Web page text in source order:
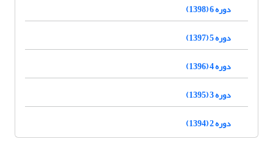
دوره 6 (1398)
دوره 5 (1397)
دوره 4 (1396)
دوره 3 (1395)
دوره 2 (1394)